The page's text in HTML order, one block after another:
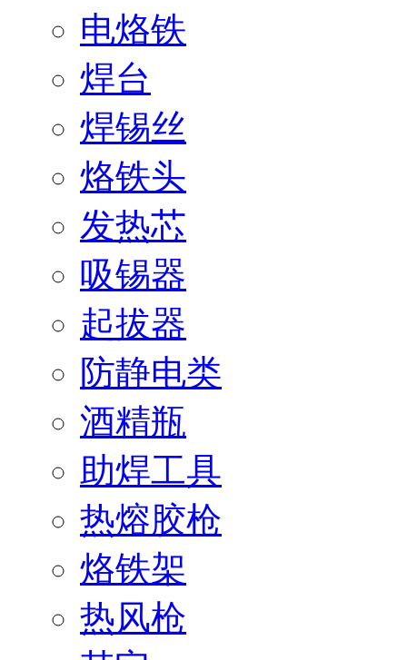
电烙铁
焊台
焊锡丝
烙铁头
发热芯
吸锡器
起拔器
防静电类
酒精瓶
助焊工具
热熔胶枪
烙铁架
热风枪